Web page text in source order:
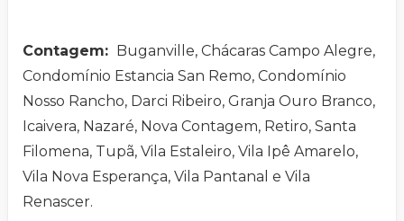
Contagem: Buganville, Chácaras Campo Alegre,
Condomínio Estancia San Remo, Condomínio
Nosso Rancho, Darci Ribeiro, Granja Ouro Branco,
Icaivera, Nazaré, Nova Contagem, Retiro, Santa
Filomena, Tupã, Vila Estaleiro, Vila Ipê Amarelo,
Vila Nova Esperança, Vila Pantanal e Vila
Renascer.